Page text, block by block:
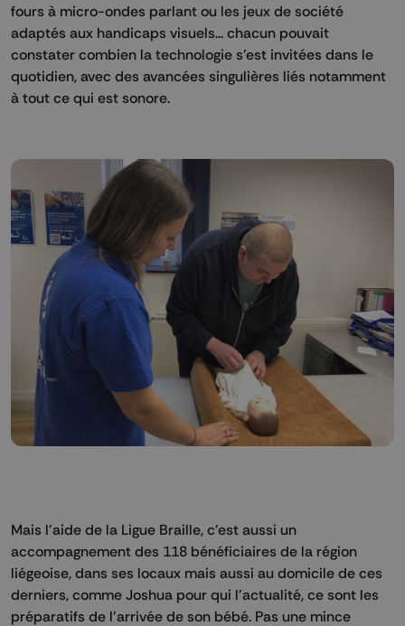
fours à micro-ondes parlant ou les jeux de société
adaptés aux handicaps visuels... chacun pouvait
constater combien la technologie s'est invitées dans le
quotidien, avec des avancées singulières liés notamment
à tout ce qui est sonore.
Mais l'aide de la Ligue Braille, c'est aussi un
accompagnement des 118 bénéficiaires de la région
liégeoise, dans ses locaux mais aussi au domicile de ces
derniers, comme Joshua pour qui l'actualité, ce sont les
préparatifs de l'arrivée de son bébé. Pas une mince